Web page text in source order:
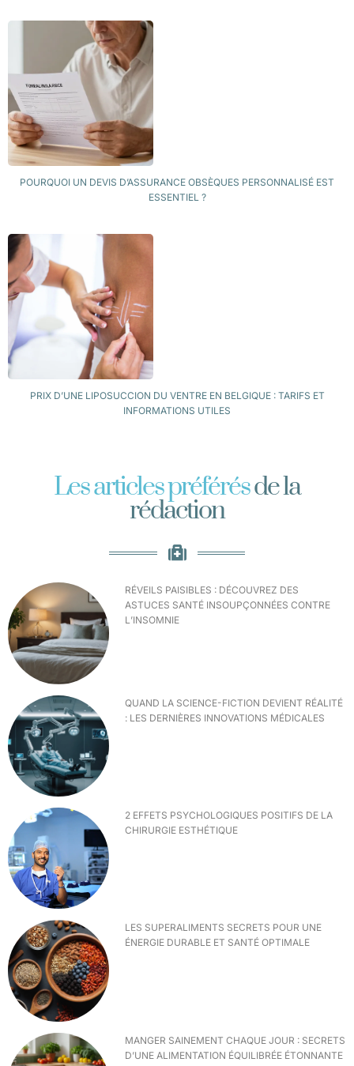
POURQUOI UN DEVIS D’ASSURANCE OBSÈQUES PERSONNALISÉ EST
ESSENTIEL ?
PRIX D’UNE LIPOSUCCION DU VENTRE EN BELGIQUE : TARIFS ET
INFORMATIONS UTILES
Les articles préférésde la
rédaction
RÉVEILS PAISIBLES : DÉCOUVREZ DES
ASTUCES SANTÉ INSOUPÇONNÉES CONTRE
L’INSOMNIE
QUAND LA SCIENCE-FICTION DEVIENT RÉALITÉ
: LES DERNIÈRES INNOVATIONS MÉDICALES
2 EFFETS PSYCHOLOGIQUES POSITIFS DE LA
CHIRURGIE ESTHÉTIQUE
LES SUPERALIMENTS SECRETS POUR UNE
ÉNERGIE DURABLE ET SANTÉ OPTIMALE
MANGER SAINEMENT CHAQUE JOUR : SECRETS
D’UNE ALIMENTATION ÉQUILIBRÉE ÉTONNANTE